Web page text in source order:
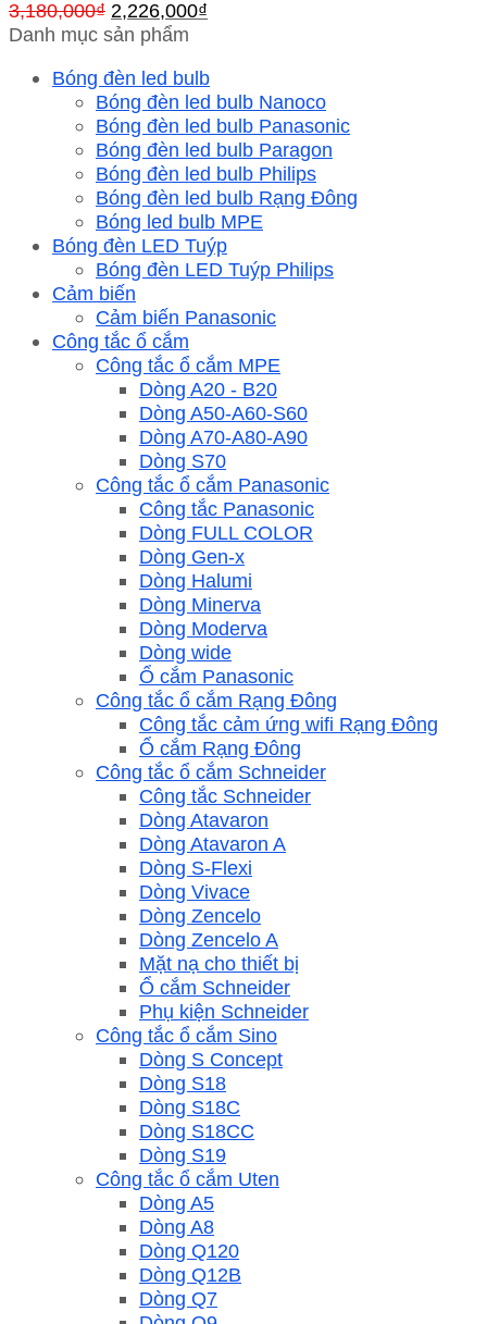
3,180,000₫ Giá
gốc
3,180,000₫.
2,226,000₫
là:
2,226,000₫.
Danh mục sản phẩm
Bóng đèn led bulb
Bóng đèn led bulb Nanoco
Bóng đèn led bulb Panasonic
Bóng đèn led bulb Paragon
Bóng đèn led bulb Philips
Bóng đèn led bulb Rạng Đông
Bóng led bulb MPE
Bóng đèn LED Tuýp
Bóng đèn LED Tuýp Philips
Cảm biến
Cảm biến Panasonic
Công tắc ổ cắm
Công tắc ổ cắm MPE
Dòng A20 - B20
Dòng A50-A60-S60
Dòng A70-A80-A90
Dòng S70
Công tắc ổ cắm Panasonic
Công tắc Panasonic
Dòng FULL COLOR
Dòng Gen-x
Dòng Halumi
Dòng Minerva
Dòng Moderva
Dòng wide
Ổ cắm Panasonic
Công tắc ổ cắm Rạng Đông
Công tắc cảm ứng wifi Rạng Đông
Ổ cắm Rạng Đông
Công tắc ổ cắm Schneider
Công tắc Schneider
Dòng Atavaron
Dòng Atavaron A
Dòng S-Flexi
Dòng Vivace
Dòng Zencelo
Dòng Zencelo A
Mặt nạ cho thiết bị
Ổ cắm Schneider
Phụ kiện Schneider
Công tắc ổ cắm Sino
Dòng S Concept
Dòng S18
Dòng S18C
Dòng S18CC
Dòng S19
Công tắc ổ cắm Uten
Dòng A5
Dòng A8
Dòng Q120
Dòng Q12B
Dòng Q7